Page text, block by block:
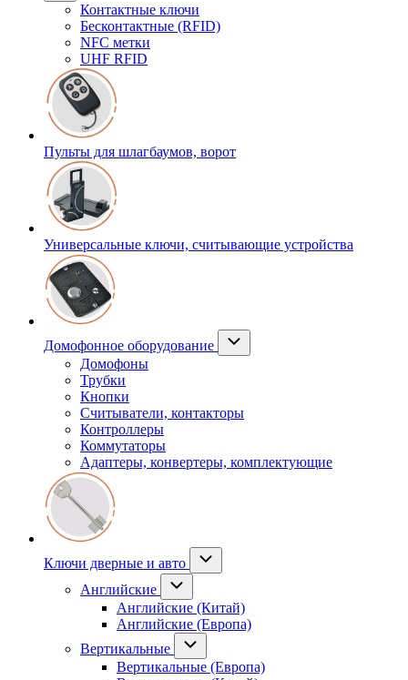
Контактные ключи
Бесконтактные (RFID)
NFC метки
UHF RFID
Пульты для шлагбаумов, ворот
Универсальные ключи, считывающие устройства
Домофонное оборудование
Домофоны
Трубки
Кнопки
Считыватели, контакторы
Контроллеры
Коммутаторы
Адаптеры, конвертеры, комплектующие
Ключи дверные и авто
Английские
Английские (Китай)
Английские (Европа)
Вертикальные
Вертикальные (Европа)